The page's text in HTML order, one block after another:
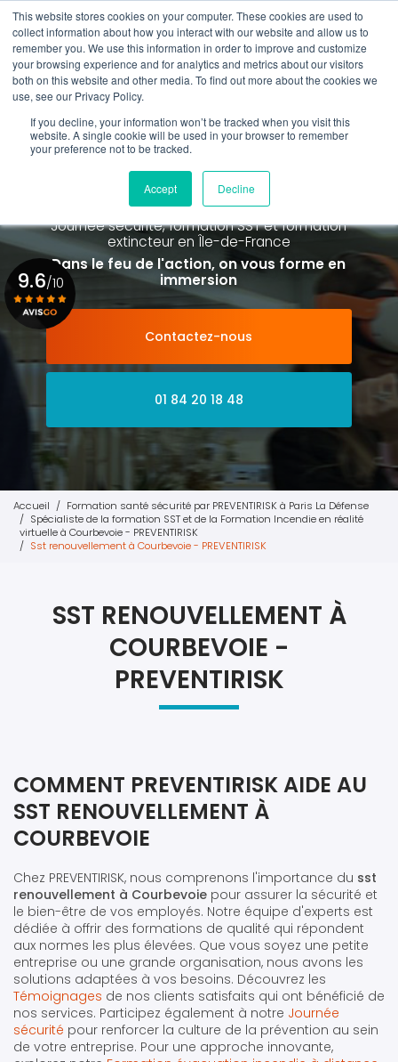
This website stores cookies on your computer. These cookies are used to
collect information about how you interact with our website and allow us to
remember you. We use this information in order to improve and customize
your browsing experience and for analytics and metrics about our visitors
both on this website and other media. To find out more about the cookies we
use, see our Privacy Policy.
If you decline, your information won’t be tracked when you visit this
website. A single cookie will be used in your browser to remember
your preference not to be tracked.
Accept Decline
Aller
au
contenu
principal
01 84 20 18 48
Spécialiste de la formation SST et
de la Formation Incendie
à Paris La Défense depuis 2015
Journée sécurité, formation SST et formation
extincteuren Île-de-France
Dans le feu de l'action, on vous forme en
immersion
Contactez-nous
01 84 20 18 48
9.6/10
Voir le certificat
Accueil
Formation santé sécurité par PREVENTIRISK à Paris La Défense
Spécialiste de la formation SST et de la Formation Incendie en réalité
virtuelle à Courbevoie - PREVENTIRISK
Sst renouvellement à Courbevoie - PREVENTIRISK
SST RENOUVELLEMENT À
COURBEVOIE -
PREVENTIRISK
COMMENT PREVENTIRISK AIDE AU
SST RENOUVELLEMENT À
COURBEVOIE
Chez PREVENTIRISK, nous comprenons l'importance du sst
renouvellement à Courbevoie pour assurer la sécurité et
le bien-être de vos employés. Notre équipe d'experts est
dédiée à offrir des formations de qualité qui répondent
aux normes les plus élevées. Que vous soyez une petite
entreprise ou une grande organisation, nous avons les
solutions adaptées à vos besoins. Découvrez les
Témoignages de nos clients satisfaits qui ont bénéficié de
nos services. Participez également à notre Journée
sécurité pour renforcer la culture de la prévention au sein
de votre entreprise. Pour une approche innovante,